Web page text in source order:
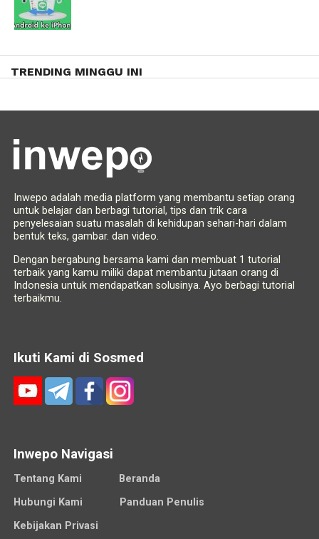
TRENDING MINGGU INI
Inwepo adalah media platform yang membantu setiap orang
untuk belajar dan berbagi tutorial, tips dan trik cara
penyelesaian suatu masalah di kehidupan sehari-hari dalam
bentuk teks, gambar. dan video.
Dengan bergabung bersama kami dan membuat 1 tutorial
terbaik yang kamu miliki dapat membantu jutaan orang di
Indonesia untuk mendapatkan solusinya. Ayo berbagi tutorial
terbaikmu.
Ikuti Kami di Sosmed
Inwepo Navigasi
Tentang Kami
Beranda
Hubungi Kami
Panduan Penulis
Kebijakan Privasi